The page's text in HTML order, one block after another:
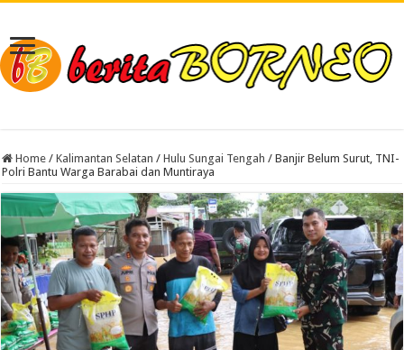
Home / Kalimantan Selatan / Hulu Sungai Tengah / Banjir Belum Surut, TNI-
Polri Bantu Warga Barabai dan Muntiraya